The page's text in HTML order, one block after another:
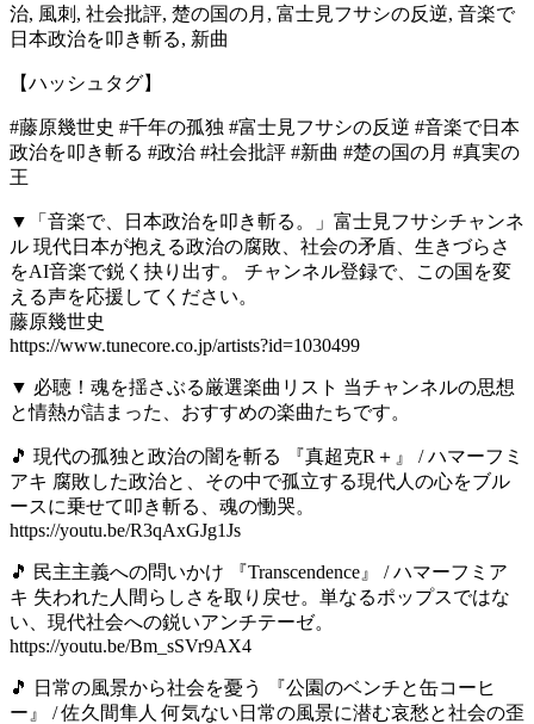
治, 風刺, 社会批評, 楚の国の月, 富士見フサシの反逆, 音楽で
日本政治を叩き斬る, 新曲
【ハッシュタグ】
#藤原幾世史 #千年の孤独 #富士見フサシの反逆 #音楽で日本
政治を叩き斬る #政治 #社会批評 #新曲 #楚の国の月 #真実の
王
▼「音楽で、日本政治を叩き斬る。」富士見フサシチャンネ
ル 現代日本が抱える政治の腐敗、社会の矛盾、生きづらさ
をAI音楽で鋭く抉り出す。 チャンネル登録で、この国を変
える声を応援してください。
藤原幾世史
https://www.tunecore.co.jp/artists?id=1030499
▼ 必聴！魂を揺さぶる厳選楽曲リスト 当チャンネルの思想
と情熱が詰まった、おすすめの楽曲たちです。
🎵 現代の孤独と政治の闇を斬る 『真超克R＋』 / ハマーフミ
アキ 腐敗した政治と、その中で孤立する現代人の心をブル
ースに乗せて叩き斬る、魂の慟哭。
https://youtu.be/R3qAxGJg1Js
🎵 民主主義への問いかけ 『Transcendence』 / ハマーフミア
キ 失われた人間らしさを取り戻せ。単なるポップスではな
い、現代社会への鋭いアンチテーゼ。
https://youtu.be/Bm_sSVr9AX4
🎵 日常の風景から社会を憂う 『公園のベンチと缶コーヒ
ー』 / 佐久間隼人 何気ない日常の風景に潜む哀愁と社会の歪